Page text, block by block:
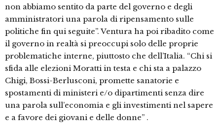
non abbiamo sentito da parte del governo e degli
amministratori una parola di ripensamento sulle
politiche fin qui seguite”. Ventura ha poi ribadito come
il governo in realtà si preoccupi solo delle proprie
problematiche interne, piuttosto che dell’Italia. “Chi si
sfida alle elezioni Moratti in testa e chi sta a palazzo
Chigi, Bossi-Berlusconi, promette sanatorie e
spostamenti di ministeri e/o dipartimenti senza dire
una parola sull’economia e gli investimenti nel sapere
e a favore dei giovani e delle donne” .